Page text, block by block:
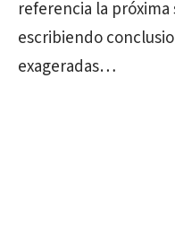
referencia la
escribiendo
exageradas…